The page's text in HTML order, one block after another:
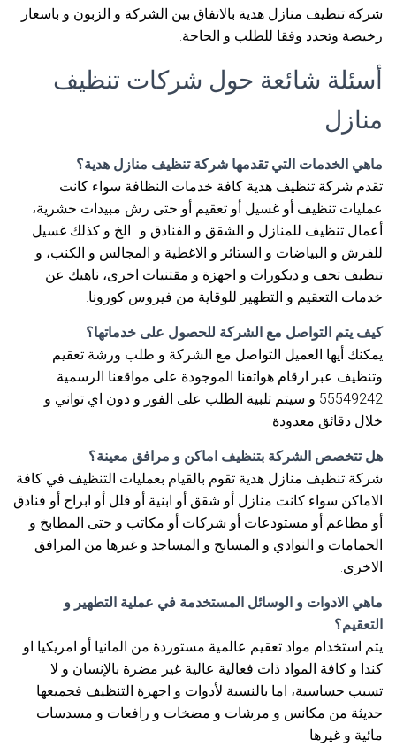
شركة تنظيف منازل هدية بالاتفاق بين الشركة و الزبون و باسعار
رخيصة وتحدد وفقا للطلب و الحاجة.
أسئلة شائعة حول شركات تنظيف
منازل
ماهي الخدمات التي تقدمها شركة تنظيف منازل هدية؟
تقدم شركة تنظيف هدية كافة خدمات النظافة سواء كانت
عمليات تنظيف أو غسيل أو تعقيم أو حتى رش مبيدات حشرية،
أعمال تنظيف للمنازل و الشقق و الفنادق و ..الخ و كذلك غسيل
للفرش و البياضات و الستائر و الاغطية و المجالس و الكنب، و
تنظيف تحف و ديكورات و اجهزة و مقتنيات اخرى، ناهيك عن
خدمات التعقيم و التطهير للوقاية من فيروس كورونا.
كيف يتم التواصل مع الشركة للحصول على خدماتها؟
يمكنك أيها العميل التواصل مع الشركة و طلب ورشة تعقيم
وتنظيف عبر ارقام هواتفنا الموجودة على مواقعنا الرسمية
55549242 و سيتم تلبية الطلب على الفور و دون اي تواني و
خلال دقائق معدودة
هل تتخصص الشركة بتنظيف اماكن و مرافق معينة؟
شركة تنظيف منازل هدية تقوم بالقيام بعمليات التنظيف في كافة
الاماكن سواء كانت منازل أو شقق أو ابنية أو فلل أو ابراج أو فنادق
أو مطاعم أو مستودعات أو شركات أو مكاتب و حتى المطابخ و
الحمامات و النوادي و المسابح و المساجد و غيرها من المرافق
الاخرى.
ماهي الادوات و الوسائل المستخدمة في عملية التطهير و
التعقيم؟
يتم استخدام مواد تعقيم عالمية مستوردة من المانيا أو امريكيا او
كندا و كافة المواد ذات فعالية عالية غير مضرة بالإنسان و لا
تسبب حساسية، اما بالنسبة لأدوات و اجهزة التنظيف فجميعها
حديثة من مكانس و مرشات و مضخات و رافعات و مسدسات
مائية و غيرها.